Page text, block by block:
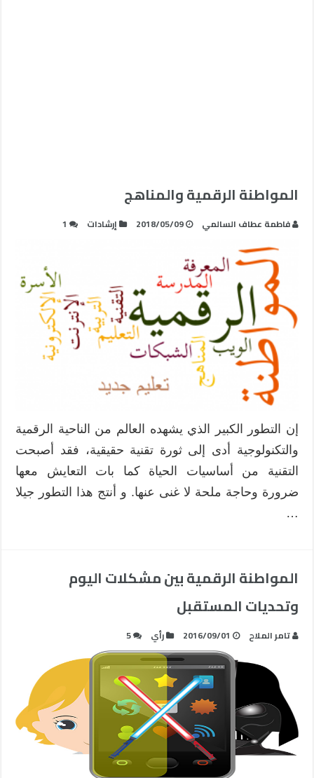
المواطنة الرقمية والمناهج
فاطمة عطاف السالمي 2018/05/09 إرشادات 1
إن التطور الكبير الذي يشهده العالم من الناحية الرقمية
والتكنولوجية أدى إلى ثورة تقنية حقيقية، فقد أصبحت
التقنية من أساسيات الحياة كما بات التعايش معها
ضرورة وحاجة ملحة لا غنى عنها. و أنتج هذا التطور جيلا
…
المواطنة الرقمية بين مشكلات اليوم
وتحديات المستقبل
تامر الملاح 2016/09/01 رأي 5